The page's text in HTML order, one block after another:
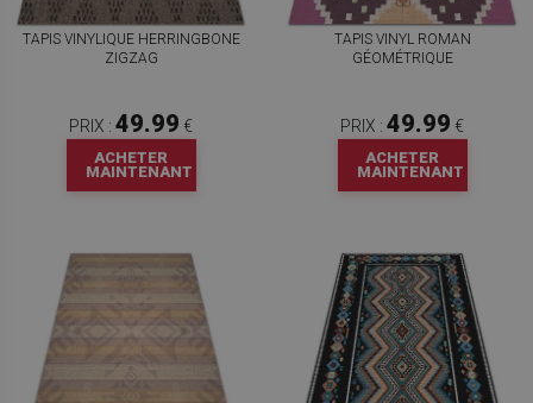
TAPIS VINYLIQUE HERRINGBONE
ZIGZAG
PRIX : 49.99 €
ACHETER
MAINTENANT
TAPIS VINYL ROMAN
GÉOMÉTRIQUE
PRIX : 49.99 €
ACHETER
MAINTENANT